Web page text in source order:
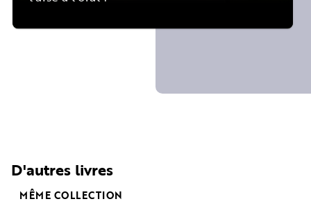
D'autres livres
MÊME COLLECTION